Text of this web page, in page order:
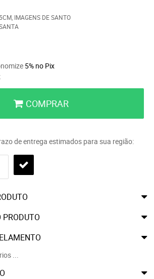
IMAGENS DE SANTO
5% no Pix
COMPRAR
de entrega estimados para sua região:
PRODUTO
...